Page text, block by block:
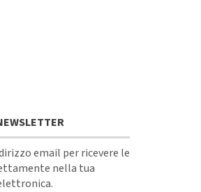
email per ricevere le
nella tua